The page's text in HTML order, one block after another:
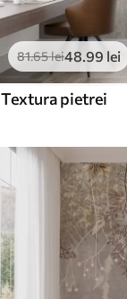
81.65lei48.99 lei
Textura pietrei